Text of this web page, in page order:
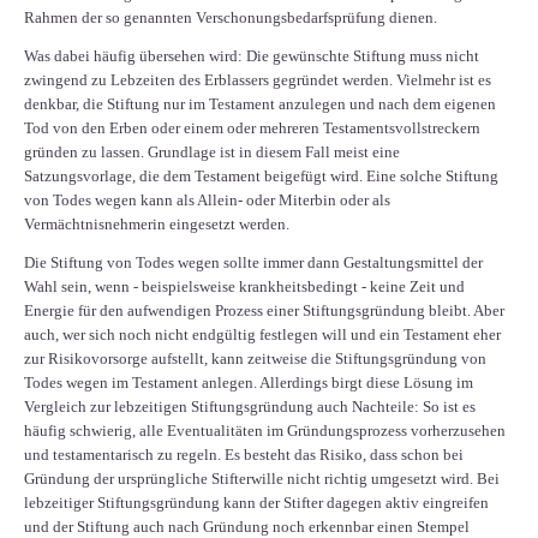
Rahmen der so genannten Verschonungsbedarfsprüfung dienen.
Was dabei häufig übersehen wird: Die gewünschte Stiftung muss nicht
zwingend zu Lebzeiten des Erblassers gegründet werden. Vielmehr ist es
denkbar, die Stiftung nur im Testament anzulegen und nach dem eigenen
Tod von den Erben oder einem oder mehreren Testamentsvollstreckern
gründen zu lassen. Grundlage ist in diesem Fall meist eine
Satzungsvorlage, die dem Testament beigefügt wird. Eine solche Stiftung
von Todes wegen kann als Allein- oder Miterbin oder als
Vermächtnisnehmerin eingesetzt werden.
Die Stiftung von Todes wegen sollte immer dann Gestaltungsmittel der
Wahl sein, wenn - beispielsweise krankheitsbedingt - keine Zeit und
Energie für den aufwendigen Prozess einer Stiftungsgründung bleibt. Aber
auch, wer sich noch nicht endgültig festlegen will und ein Testament eher
zur Risikovorsorge aufstellt, kann zeitweise die Stiftungsgründung von
Todes wegen im Testament anlegen. Allerdings birgt diese Lösung im
Vergleich zur lebzeitigen Stiftungsgründung auch Nachteile: So ist es
häufig schwierig, alle Eventualitäten im Gründungsprozess vorherzusehen
und testamentarisch zu regeln. Es besteht das Risiko, dass schon bei
Gründung der ursprüngliche Stifterwille nicht richtig umgesetzt wird. Bei
lebzeitiger Stiftungsgründung kann der Stifter dagegen aktiv eingreifen
und der Stiftung auch nach Gründung noch erkennbar einen Stempel